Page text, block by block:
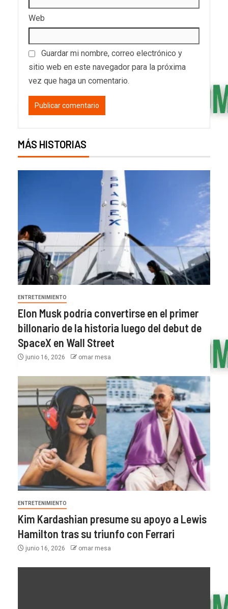
Web
Guardar mi nombre, correo electrónico y
sitio web en este navegador para la próxima
vez que haga un comentario.
MÁS HISTORIAS
ENTRETENIMIENTO
Elon Musk podría convertirse en el primer
billonario de la historia luego del debut de
SpaceX en Wall Street
junio 16, 2026 omar mesa
ENTRETENIMIENTO
Kim Kardashian presume su apoyo a Lewis
Hamilton tras su triunfo con Ferrari
junio 16, 2026 omar mesa